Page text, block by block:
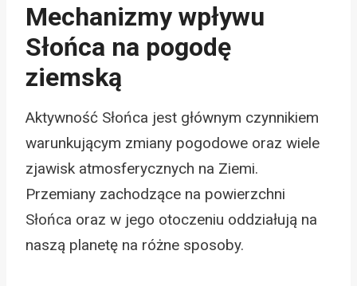
Mechanizmy wpływu
Słońca na pogodę
ziemską
Aktywność Słońca jest głównym czynnikiem
warunkującym zmiany pogodowe oraz wiele
zjawisk atmosferycznych na Ziemi.
Przemiany zachodzące na powierzchni
Słońca oraz w jego otoczeniu oddziałują na
naszą planetę na różne sposoby.